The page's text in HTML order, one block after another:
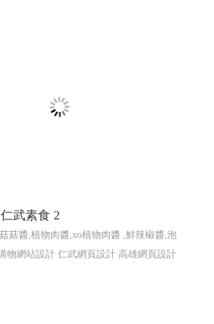
武素食 2
菇醬,植物肉醬,xo植物肉醬 ,鮮辣椒醬,泡
物網站設計仁武網頁設計 高雄網頁設計